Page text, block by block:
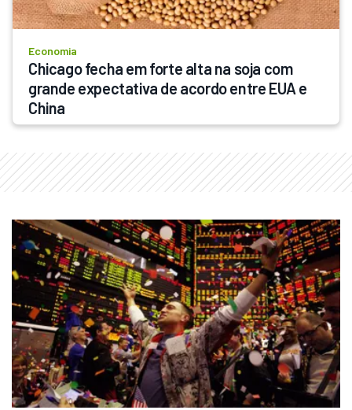
Economia
Chicago fecha em forte alta na soja com
grande expectativa de acordo entre EUA e
China